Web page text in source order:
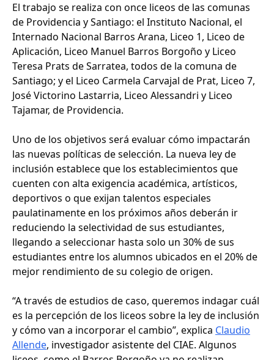
El trabajo se realiza con once liceos de las comunas
de Providencia y Santiago: el Instituto Nacional, el
Internado Nacional Barros Arana, Liceo 1, Liceo de
Aplicación, Liceo Manuel Barros Borgoño y Liceo
Teresa Prats de Sarratea, todos de la comuna de
Santiago; y el Liceo Carmela Carvajal de Prat, Liceo 7,
José Victorino Lastarria, Liceo Alessandri y Liceo
Tajamar, de Providencia.
Uno de los objetivos será evaluar cómo impactarán
las nuevas políticas de selección. La nueva ley de
inclusión establece que los establecimientos que
cuenten con alta exigencia académica, artísticos,
deportivos o que exijan talentos especiales
paulatinamente en los próximos años deberán ir
reduciendo la selectividad de sus estudiantes,
llegando a seleccionar hasta solo un 30% de sus
estudiantes entre los alumnos ubicados en el 20% de
mejor rendimiento de su colegio de origen.
“A través de estudios de caso, queremos indagar cuál
es la percepción de los liceos sobre la ley de inclusión
y cómo van a incorporar el cambio”, explica Claudio
Allende, investigador asistente del CIAE. Algunos